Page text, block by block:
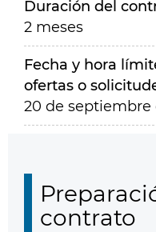
Duración del
2 meses
Fecha y hora
ofertas o
20 de septiembre
contrato